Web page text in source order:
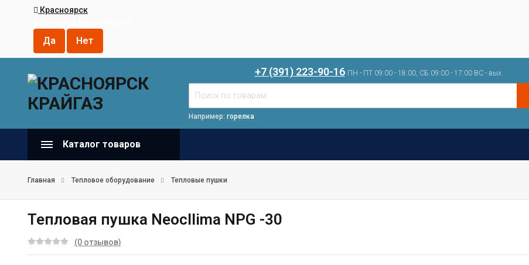
Красноярск
+7 (391) 223-90-16 ПН - ПТ 09:00 - 18:00, СБ 09:00 - 17:00 ВС - вых.
Например: горелка
Каталог товаров
Главная Тепловое оборудование Тепловые пушки
Тепловая пушка Neocllima NPG -30
(0 отзывов)